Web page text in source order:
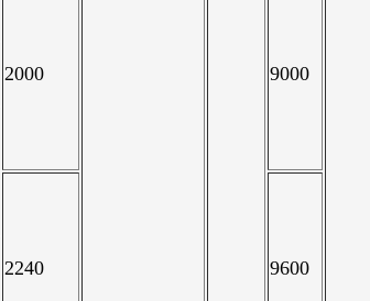
2000 9000
2240 9600